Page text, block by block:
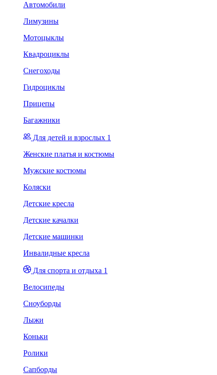
Автомобили
Лимузины
Мотоцыклы
Квадроциклы
Снегоходы
Гидроциклы
Прицепы
Багажники
Для детей и взрослых 1
Женские платья и костюмы
Мужские костюмы
Коляски
Детские кресла
Детские качалки
Детские машинки
Инвалидные кресла
Для спорта и отдыха 1
Велосипеды
Сноуборды
Лыжи
Коньки
Ролики
Сапборды